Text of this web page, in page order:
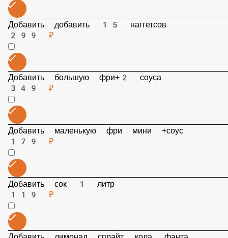
Добавить добавить 15 наггетсов
299 ₽
Добавить большую фри+2 соуса
349 ₽
Добавить маленькую фри мини +соус
179 ₽
Добавить сок 1 литр